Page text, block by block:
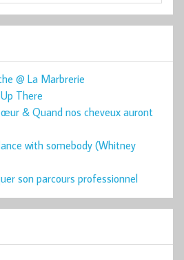
@ La Marbrerie
There
& Quand nos cheveux auront
with somebody (Whitney
son parcours professionnel